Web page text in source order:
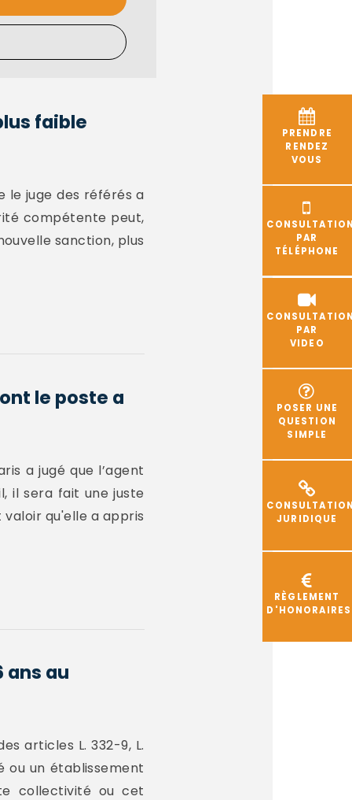
PRENDRE
RENDEZ
VOUS
PAR
TÉLÉPHONE
PAR
VIDEO
POSER UNE
QUESTION
SIMPLE
JURIDIQUE
RÈGLEMENT
D'HONORAIRES
faible
le juge des référés a
compétente peut,
sanction, plus
le poste a
a jugé que l’agent
il sera fait une juste
valoir qu'elle a appris
ans au
articles L. 332-9, L.
ou un établissement
collectivité ou cet